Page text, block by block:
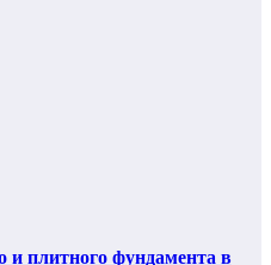
и плитного фундамента в